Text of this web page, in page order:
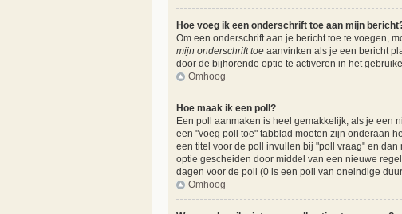
Hoe voeg ik een onderschrift toe aan mijn
Om een onderschrift aan je bericht toe te voegen,
mijn onderschrift toeaanvinken als je een bericht
door de bijhorende optie te activeren in het
Omhoog
Hoe maak ik een poll?
Een poll aanmaken is heel gemakkelijk, als je een
een "voeg poll toe" tabblad moeten zijn onderaan
een titel voor de poll invullen bij "poll vraag" en
optie gescheiden door middel van een nieuwe
dagen voor de poll (0 is een poll van oneindige
Omhoog